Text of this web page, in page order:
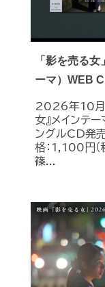
「影を売る
ーマ）WEB
2026年10月
女』メインテ
ングルCD発
格：1,100円（
篠...